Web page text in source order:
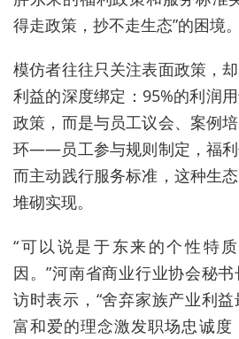
得走政策，抄不走生态”的困境。
模仿者往往只关注表面政策，
利益的深度绑定：95%的利润
政策，而是与员工议会、案例
环——员工参与规则制定，福
而主动践行服务标准，这种生
堆砌实现。
“可以说是于东来的个性特
因。”河南省商业行业协会秘
访时表示，“舍弃家族产业利
富和爱的理念激发职场忠诚度